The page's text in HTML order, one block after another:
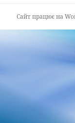
Сайт працює на